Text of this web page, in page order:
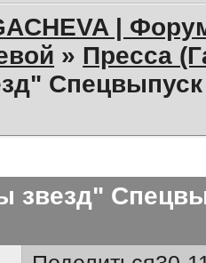
|
» Пресса
звезд"